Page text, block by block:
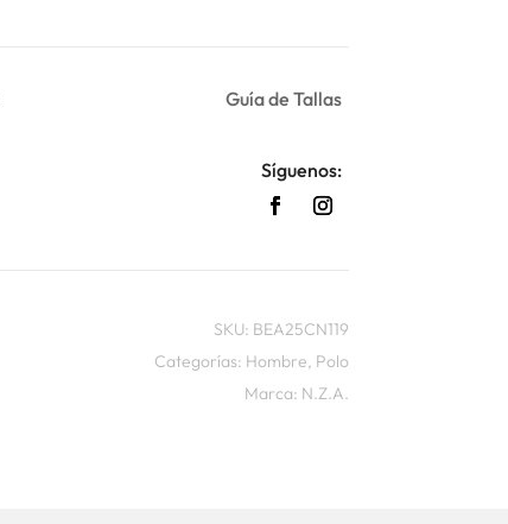
Guía de Tallas
Síguenos:
SKU: BEA25CN119
Categorías: Hombre, Polo
Marca: N.Z.A.